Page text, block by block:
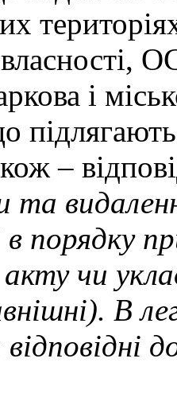
і
–
та
порядку
чи
В